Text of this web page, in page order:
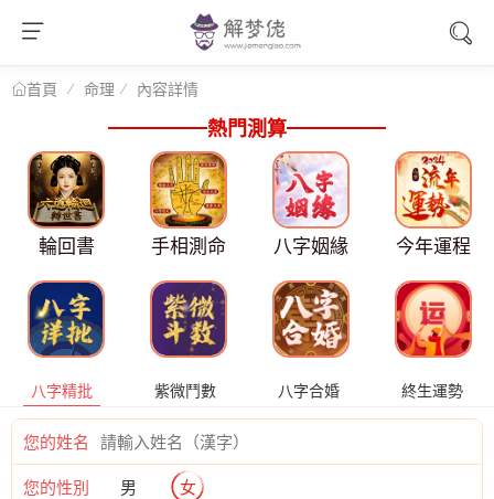
首頁 命理 內容詳情
熱門測算
輪回書 手相測命 八字姻緣 今年運程
八字精批 紫微鬥數 八字合婚 終生運勢
您的姓名
您的性別 男 女